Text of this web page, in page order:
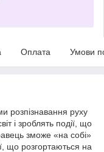
Оплата Умови
розпізнавання руху
і зроблять події, що
зможе «на собі»
що розгортаються на